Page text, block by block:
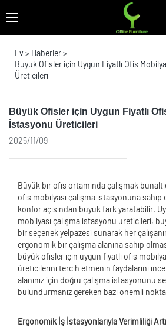
Ev > Haberler>
Büyük Ofisler için Uygun Fiyatlı Ofis
Üreticileri
Büyük Ofisler için Uygun Fiyatlı
İstasyonu Üreticileri
2025/11/09
Büyük bir ofis ortamında çalışmak
ofis mobilyası çalışma istasyonuna
konfor açısından büyük fark yaratabilir.
mobilyası çalışma istasyonu üreticileri,
bir seçenek yelpazesi sunarak her
ergonomik bir çalışma alanına sahip
büyük ofisler için uygun fiyatlı ofis
üreticilerini tercih etmenin faydalarını
alanınız için doğru çalışma istasyonunu
bulundurmanız gereken bazı önemli
Ergonomik İş İstasyonlarıyla Verimliliği